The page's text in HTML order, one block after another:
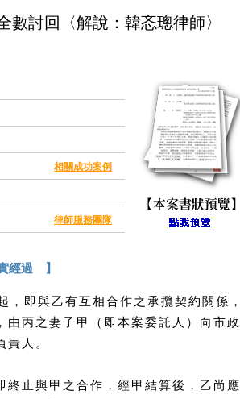
數討回〈解說：韓忞璁律師〉
等 相關成功案例
律師 律師服務團隊
經過 】
，即與乙有互相合作之承攬契約關係，
由丙之妻子甲（即本案委託人）向市政
責人。
終止與甲之合作，經甲結算後，乙尚應